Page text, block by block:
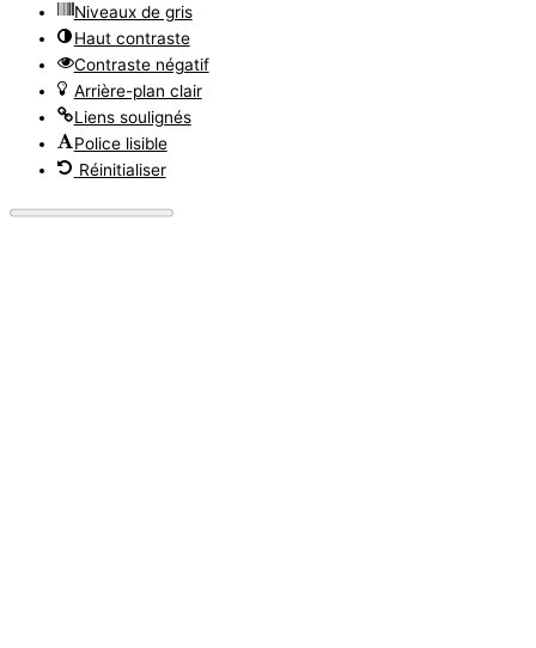
Niveaux de gris
Haut contraste
Contraste négatif
Arrière-plan clair
Liens soulignés
Police lisible
Réinitialiser